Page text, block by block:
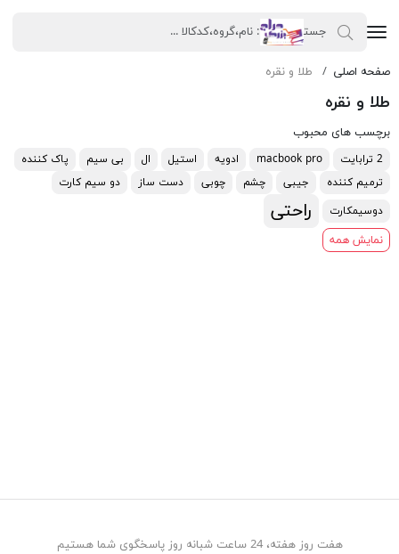
صفحه اصلی طلا و نقره
طلا و نقره
برچسب های محبوب
2 ترابایت macbook pro ادویه استیل ال بی سیم
پاک کننده
ترمیم کننده
جیبی چشم چوبی دست ساز
دو سیم کارت
دوسیمکارت
راحتی
نمایش همه
هفت روز هفته، 24 ساعت شبانه روز پاسخگوی شما هستیم